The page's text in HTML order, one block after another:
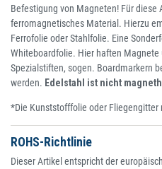
Befestigung von Magneten! Für diese
ferromagnetisches Material. Hierzu
Ferrofolie oder Stahlfolie. Eine
Whiteboardfolie. Hier haften
Spezialstiften, sogen. Boardmarkern
werden. Edelstahl ist nicht
*Die Kunststofffolie oder
ROHS-Richtlinie
Dieser Artikel entspricht der